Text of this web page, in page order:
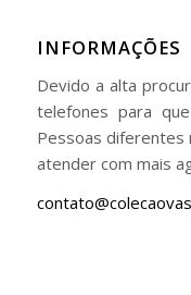
INFORMAÇÕES
Devido a alta
telefones para
Pessoas diferentes
atender com mais